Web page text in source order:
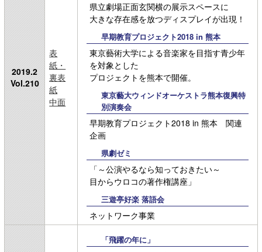
2019.2
Vol.210
表
紙・
裏表
紙
中面
県立劇場正面玄関横の展示スペースに
大きな存在感を放つディスプレイが出現！
早期教育プロジェクト2018 in 熊本
東京藝術大学による音楽家を目指す青少年
を対象とした
プロジェクトを熊本で開催。
東京藝大ウィンドオーケストラ熊本復興特
別演奏会
早期教育プロジェクト2018 in 熊本 関連
企画
県劇ゼミ
「～公演やるなら知っておきたい～
目からウロコの著作権講座」
三遊亭好楽 落語会
ネットワーク事業
「飛躍の年に」